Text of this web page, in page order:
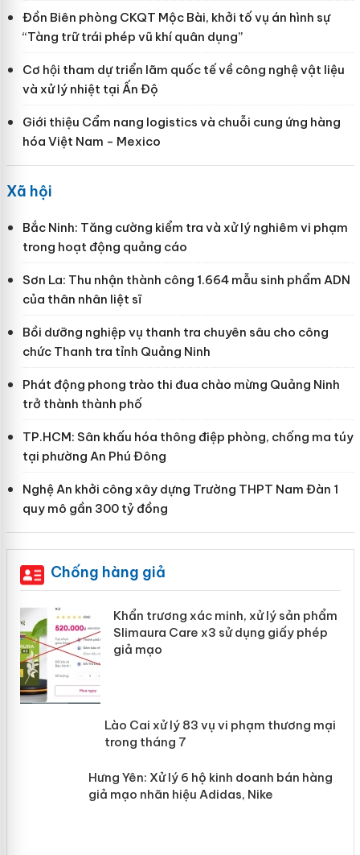
Đồn Biên phòng CKQT Mộc Bài, khởi tố vụ án hình sự
“Tàng trữ trái phép vũ khí quân dụng”
Cơ hội tham dự triển lãm quốc tế về công nghệ vật liệu
và xử lý nhiệt tại Ấn Độ
Giới thiệu Cẩm nang logistics và chuỗi cung ứng hàng
hóa Việt Nam - Mexico
Xã hội
Bắc Ninh: Tăng cường kiểm tra và xử lý nghiêm vi phạm
trong hoạt động quảng cáo
Sơn La: Thu nhận thành công 1.664 mẫu sinh phẩm ADN
của thân nhân liệt sĩ
Bồi dưỡng nghiệp vụ thanh tra chuyên sâu cho công
chức Thanh tra tỉnh Quảng Ninh
Phát động phong trào thi đua chào mừng Quảng Ninh
trở thành thành phố
TP.HCM: Sân khấu hóa thông điệp phòng, chống ma túy
tại phường An Phú Đông
Nghệ An khởi công xây dựng Trường THPT Nam Đàn 1
quy mô gần 300 tỷ đồng
Chống hàng giả
Khẩn trương xác minh, xử lý sản phẩm
Slimaura Care x3 sử dụng giấy phép
giả mạo
Lào Cai xử lý 83 vụ vi phạm thương
mại trong tháng 7